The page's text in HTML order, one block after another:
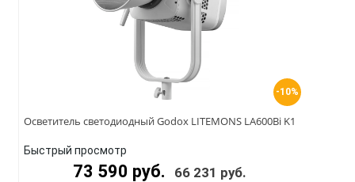
-10%
Осветитель светодиодный Godox LITEMONS LA600Bi K1
Быстрый просмотр
73 590 руб. 66 231 руб.